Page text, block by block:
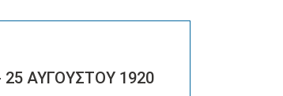
ΑΥΓΟΥΣΤΟΥ 1920